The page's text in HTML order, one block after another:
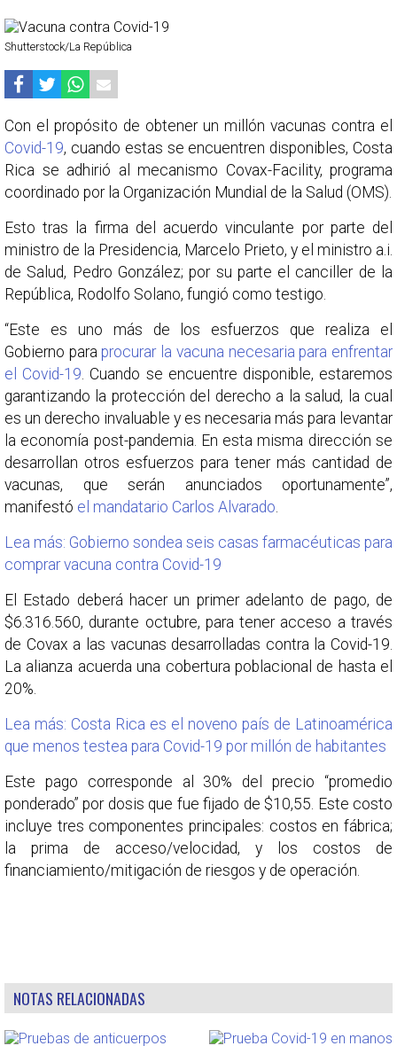
Shutterstock/La República
Con el propósito de obtener un millón vacunas contra el
Covid-19, cuando estas se encuentren disponibles, Costa
Rica se adhirió al mecanismo Covax-Facility, programa
coordinado por la Organización Mundial de la Salud (OMS).
Esto tras la firma del acuerdo vinculante por parte del
ministro de la Presidencia, Marcelo Prieto, y el ministro a.i.
de Salud, Pedro González; por su parte el canciller de la
República, Rodolfo Solano, fungió como testigo.
“Este es uno más de los esfuerzos que realiza el
Gobierno paraprocurar la vacuna necesaria para enfrentar
el Covid-19. Cuando se encuentre disponible, estaremos
garantizando la protección del derecho a la salud, la cual
es un derecho invaluable y es necesaria más para levantar
la economía post-pandemia. En esta misma dirección se
desarrollan otros esfuerzos para tener más cantidad de
vacunas, que serán anunciados oportunamente”,
manifestó el mandatario Carlos Alvarado.
Lea más: Gobierno sondea seis casas farmacéuticas para
comprar vacuna contra Covid-19
El Estado deberá hacer un primer adelanto de pago, de
$6.316.560, durante octubre, para tener acceso a través
de Covax a las vacunas desarrolladas contra la Covid-19.
La alianza acuerda una cobertura poblacional de hasta el
20%.
Lea más: Costa Rica es el noveno país de Latinoamérica
que menos testea para Covid-19 por millón de habitantes
Este pago corresponde al 30% del precio “promedio
ponderado” por dosis que fue fijado de $10,55. Este costo
incluye tres componentes principales: costos en fábrica;
la prima de acceso/velocidad, y los costos de
financiamiento/mitigación de riesgos y de operación.
NOTAS RELACIONADAS